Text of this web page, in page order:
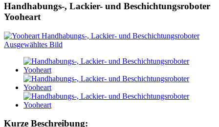
Handhabungs-, Lackier- und Beschichtungsroboter
Yooheart
Kurze Beschreibung: